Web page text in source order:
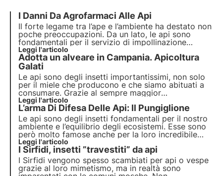
I Danni Da Agrofarmaci Alle Api
Il forte legame tra l’ape e l’ambiente ha destato non
poche preoccupazioni. Da un lato, le api sono
fondamentali per il servizio di impollinazione
svolto, dall'altro lato l’esigenza di difesa fitoiatrica
delle colture può portare a problemi di mortalità e
spopolamento degli alveari.
Leggi l'articolo
Adotta un alveare in Campania. Apicoltura
Galati
Le api sono degli insetti importantissimi, non solo
per il miele che producono e che siamo abituati a
consumare. Grazie al sempre maggior
interessamento, stiamo imparando a conoscerle e
siamo sempre più consapevoli dei problemi che
loro e i loro apicoltori devono affrontare
quotidianamente.
Leggi l'articolo
L’arma Di Difesa Delle Api: Il Pungiglione
Le api sono degli insetti fondamentali per il nostro
ambiente e l’equilibrio degli ecosistemi. Esse sono
però molto famose anche per la loro incredibile
arma di difesa, il pungiglione. Quanti di noi non
hanno cercato di allontanarle per paura di essere
punti? Cosa fare in questi casi?
Leggi l'articolo
I Sirfidi, insetti ”travestiti” da api
I Sirfidi vengono spesso scambiati per api o vespe
grazie al loro mimetismo, ma in realtà sono